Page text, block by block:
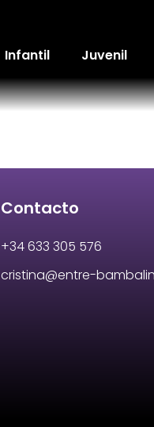
Infantil Juvenil
Contacto
+34 633 305 576
cristina@entre-